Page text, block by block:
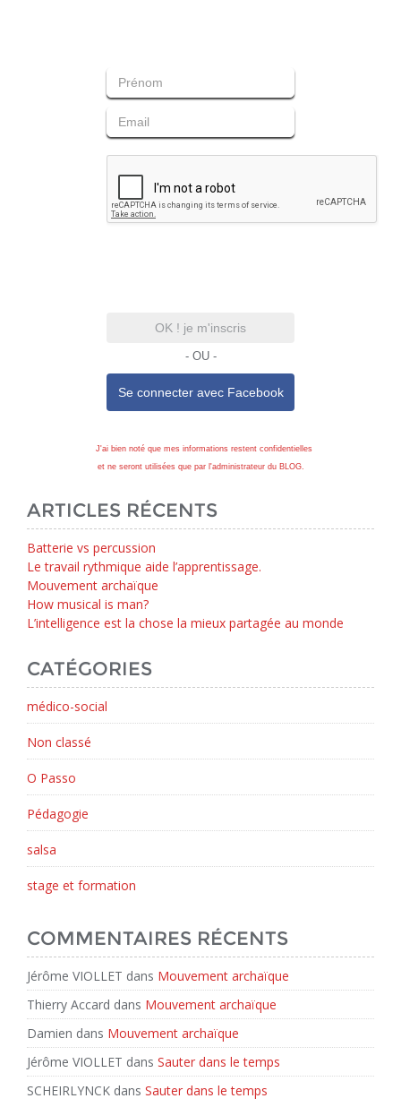
OK ! je m'inscris
- OU -
Se connecter avec Facebook
J'ai bien noté que mes informations restent confidentielles
et ne seront utilisées que par l'administrateur du BLOG.
ARTICLES RÉCENTS
Batterie vs percussion
Le travail rythmique aide l’apprentissage.
Mouvement archaïque
How musical is man?
L’intelligence est la chose la mieux partagée au monde
CATÉGORIES
médico-social
Non classé
O Passo
Pédagogie
salsa
stage et formation
COMMENTAIRES RÉCENTS
Jérôme VIOLLET dans Mouvement archaïque
Thierry Accard dans Mouvement archaïque
Damien dans Mouvement archaïque
Jérôme VIOLLET dans Sauter dans le temps
SCHEIRLYNCK dans Sauter dans le temps